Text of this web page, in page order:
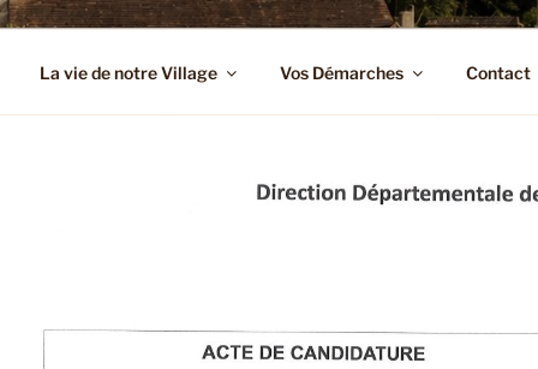
La vie de notre Village Vos Démarches Contact